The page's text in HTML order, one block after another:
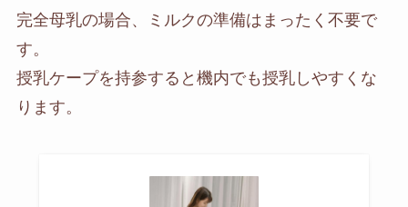
完全母乳の場合、ミルクの準備はまったく不要で
す。
授乳ケープを持参すると機内でも授乳しやすくな
ります。